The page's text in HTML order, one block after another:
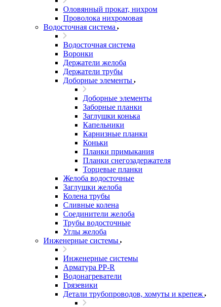
Оловянный прокат, нихром
Проволока нихромовая
Водосточная система
Водосточная система
Воронки
Держатели желоба
Держатели трубы
Доборные элементы
Доборные элементы
Заборные планки
Заглушки конька
Капельники
Карнизные планки
Коньки
Планки примыкания
Планки снегозадержателя
Торцевые планки
Желоба водосточные
Заглушки желоба
Колена трубы
Сливные колена
Соединители желоба
Трубы водосточные
Углы желоба
Инженерные системы
Инженерные системы
Арматура PP-R
Водонагреватели
Грязевики
Детали трубопроводов, хомуты и крепеж